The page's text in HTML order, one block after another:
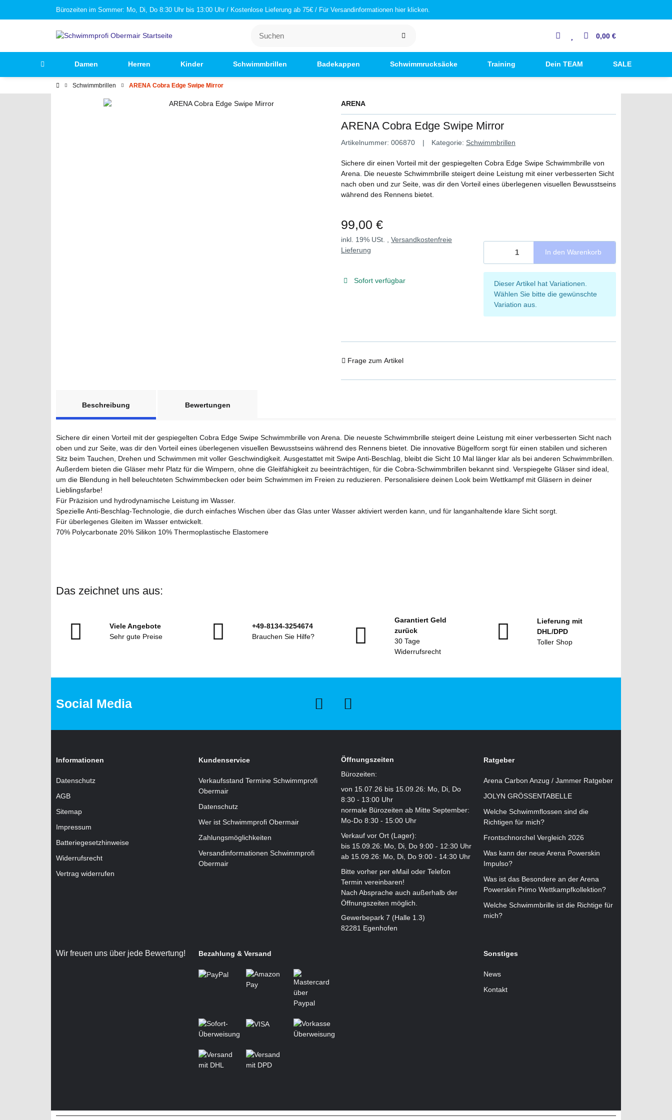
Bürozeiten im Sommer: Mo, Di, Do 8:30 Uhr bis 13:00 Uhr / Kostenlose Lieferung ab 75€ / Für Versandinformationen hier klicken.
0,00 €
Damen Herren Kinder Schwimmbrillen Badekappen Schwimmrucksäcke Training Dein TEAM SALE
Schwimmbrillen ARENA Cobra Edge Swipe Mirror
ARENA
ARENA Cobra Edge Swipe Mirror
Artikelnummer: 006870 Kategorie: Schwimmbrillen
Sichere dir einen Vorteil mit der gespiegelten Cobra Edge Swipe Schwimmbrille von
Arena. Die neueste Schwimmbrille steigert deine Leistung mit einer verbesserten Sicht
nach oben und zur Seite, was dir den Vorteil eines überlegenen visuellen Bewusstseins
während des Rennens bietet.
99,00 €
inkl. 19% USt. , Versandkostenfreie
Lieferung
Sofort verfügbar
In den Warenkorb
x
Dieser Artikel hat Variationen.
Wählen Sie bitte die gewünschte
Variation aus.
Frage zum Artikel
Beschreibung
Bewertungen
Sichere dir einen Vorteil mit der gespiegelten Cobra Edge Swipe Schwimmbrille von Arena. Die neueste Schwimmbrille steigert deine Leistung mit einer verbesserten Sicht nach
oben und zur Seite, was dir den Vorteil eines überlegenen visuellen Bewusstseins während des Rennens bietet. Die innovative Bügelform sorgt für einen stabilen und sicheren
Sitz beim Tauchen, Drehen und Schwimmen mit voller Geschwindigkeit. Ausgestattet mit Swipe Anti-Beschlag, bleibt die Sicht 10 Mal länger klar als bei anderen Schwimmbrillen.
Außerdem bieten die Gläser mehr Platz für die Wimpern, ohne die Gleitfähigkeit zu beeinträchtigen, für die Cobra-Schwimmbrillen bekannt sind. Verspiegelte Gläser sind ideal,
um die Blendung in hell beleuchteten Schwimmbecken oder beim Schwimmen im Freien zu reduzieren. Personalisiere deinen Look beim Wettkampf mit Gläsern in deiner
Lieblingsfarbe!
Für Präzision und hydrodynamische Leistung im Wasser.
Spezielle Anti-Beschlag-Technologie, die durch einfaches Wischen über das Glas unter Wasser aktiviert werden kann, und für langanhaltende klare Sicht sorgt.
Für überlegenes Gleiten im Wasser entwickelt.
70% Polycarbonate 20% Silikon 10% Thermoplastische Elastomere
Das zeichnet uns aus:
Viele Angebote
Sehr gute Preise
+49-8134-3254674
Brauchen Sie Hilfe?
Garantiert Geld
zurück
30 Tage
Widerrufsrecht
Lieferung mit
DHL/DPD
Toller Shop
Social Media
Informationen
Datenschutz
AGB
Sitemap
Impressum
Batteriegesetzhinweise
Widerrufsrecht
Vertrag widerrufen
Kundenservice
Verkaufsstand Termine Schwimmprofi
Obermair
Datenschutz
Wer ist Schwimmprofi Obermair
Zahlungsmöglichkeiten
Versandinformationen Schwimmprofi
Obermair
Öffnungszeiten
Bürozeiten:
von 15.07.26 bis 15.09.26: Mo, Di, Do
8:30 - 13:00 Uhr
normale Bürozeiten ab Mitte September:
Mo-Do 8:30 - 15:00 Uhr
Verkauf vor Ort (Lager):
bis 15.09.26: Mo, Di, Do 9:00 - 12:30 Uhr
ab 15.09.26: Mo, Di, Do 9:00 - 14:30 Uhr
Bitte vorher per eMail oder Telefon
Termin vereinbaren!
Nach Absprache auch außerhalb der
Öffnungszeiten möglich.
Gewerbepark 7 (Halle 1.3)
82281 Egenhofen
Ratgeber
Arena Carbon Anzug / Jammer Ratgeber
JOLYN GRÖSSENTABELLE
Welche Schwimmflossen sind die
Richtigen für mich?
Frontschnorchel Vergleich 2026
Was kann der neue Arena Powerskin
Impulso?
Was ist das Besondere an der Arena
Powerskin Primo Wettkampfkollektion?
Welche Schwimmbrille ist die Richtige für
mich?
Wir freuen uns über jede Bewertung! Bezahlung & Versand Sonstiges
News
Kontakt